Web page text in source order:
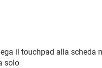
il touchpad alla scheda
solo